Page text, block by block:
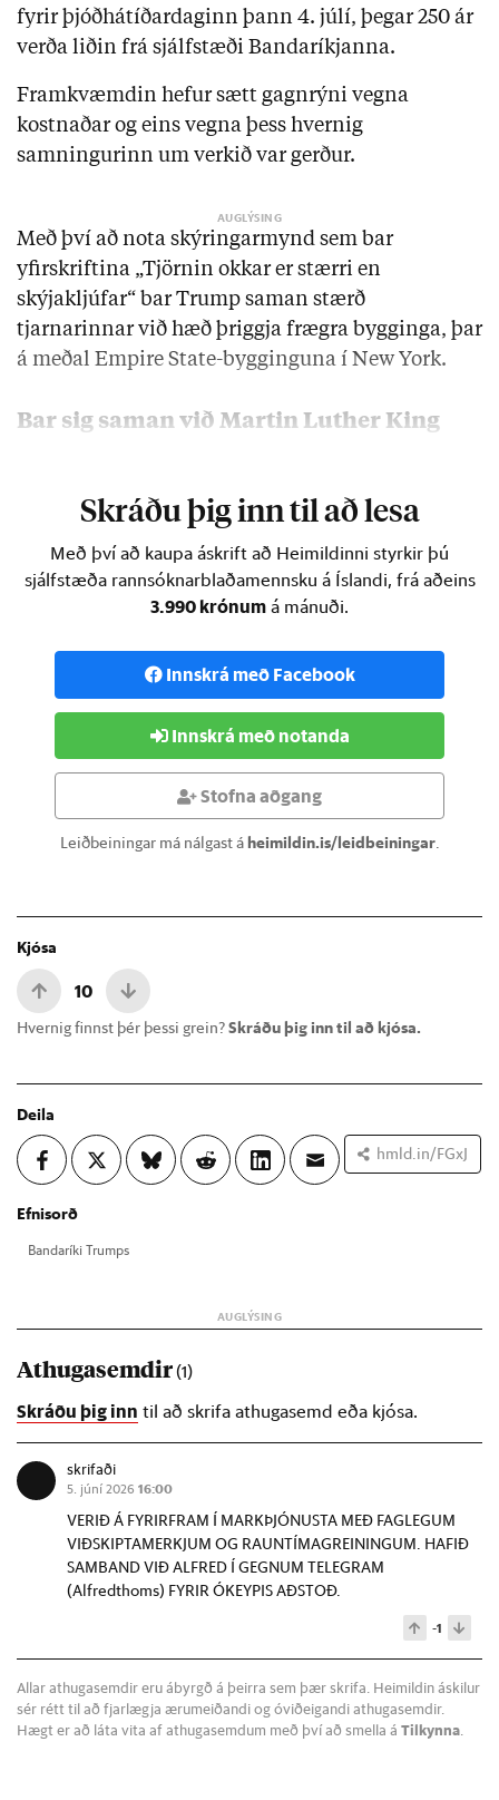
fyrir þjóðhátíðardaginn þann 4. júlí, þegar 250 ár
verða liðin frá sjálfstæði Bandaríkjanna.
Framkvæmdin hefur sætt gagnrýni vegna
kostnaðar og eins vegna þess hvernig
samningurinn um verkið var gerður.
Með því að nota skýringarmynd sem bar
yfirskriftina „Tjörnin okkar er stærri en
skýjakljúfar“ bar Trump saman stærð
tjarnarinnar við hæð þriggja frægra bygginga, þar
á meðal Empire State-bygginguna í New York.
Bar sig saman við Martin Luther King
Skráðu þig inn til að lesa
Með því að kaupa áskrift að Heimildinni styrkir þú
sjálfstæða rannsóknarblaðamennsku á Íslandi, frá aðeins
3.990 krónum á mánuði.
Innskrá með Facebook
Innskrá með notanda
Stofna aðgang
Leiðbeiningar má nálgast áheimildin.is/leidbeiningar.
Kjósa
10
Hvernig finnst þér þessi grein?Skráðu þig inn til að kjósa.
Deila
hmld.in/FGxJ
Efnisorð
Banda­ríki Trumps
Athugasemdir(1)
Skráðu þig inn til að skrifa athugasemd eða kjósa.
skrifaði
5. júní 2026 16:00
VERIÐ Á FYRIRFRAM Í MARKÞJÓNUSTA MEÐ FAGLEGUM
VIÐSKIPTAMERKJUM OG RAUNTÍMAGREININGUM. HAFIÐ
SAMBAND VIÐ ALFRED Í GEGNUM TELEGRAM
(Alfredthoms) FYRIR ÓKEYPIS AÐSTOÐ.
-1
Allar athugasemdir eru ábyrgð á þeirra sem þær skrifa. Heimildin áskilur
sér rétt til að fjarlægja ærumeiðandi og óviðeigandi athugasemdir.
Hægt er að láta vita af athugasemdum með því að smella á Tilkynna